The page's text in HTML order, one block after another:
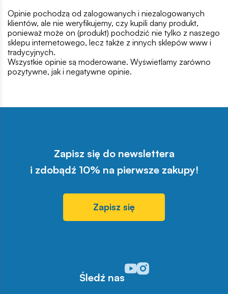
Opinie pochodzą od zalogowanych i niezalogowanych
klientów, ale nie weryfikujemy, czy kupili dany produkt,
ponieważ może on (produkt) pochodzić nie tylko z naszego
sklepu internetowego, lecz także z innych sklepów www i
tradycyjnych.
Wszystkie opinie są moderowane. Wyświetlamy zarówno
pozytywne, jak i negatywne opinie.
Zapisz się do newslettera
i zdobądź 10% na pierwsze zakupy!
Zapisz się
Śledź nas
Odwiedź nasz profil w
Odwiedź nasz profil w